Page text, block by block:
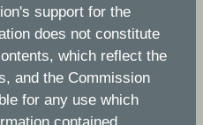
support for the
does not constitute
which reflect the
and the Commission
for any use which